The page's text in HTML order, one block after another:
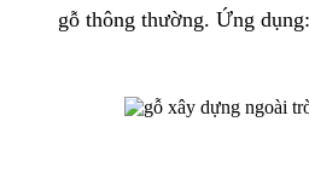
gỗ thông thường. Ứng